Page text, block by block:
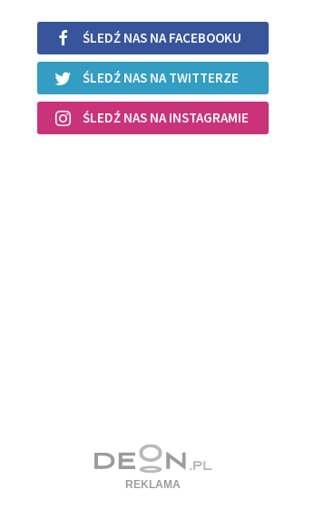
ŚLEDŹ NAS NA FACEBOOKU
ŚLEDŹ NAS NA TWITTERZE
ŚLEDŹ NAS NA INSTAGRAMIE